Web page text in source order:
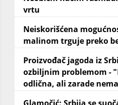
vrtu
Neiskorišćena
malinom trguje preko
Proizvođač jagoda iz
ozbiljnim problemom -
odlična, ali zarade